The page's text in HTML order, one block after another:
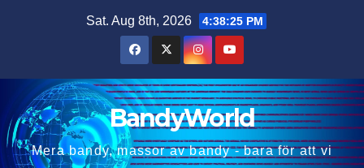
Sat. Aug 8th, 2026 4:38:26 PM
BandyWorld
Mera bandy, massor av bandy - bara för att vi